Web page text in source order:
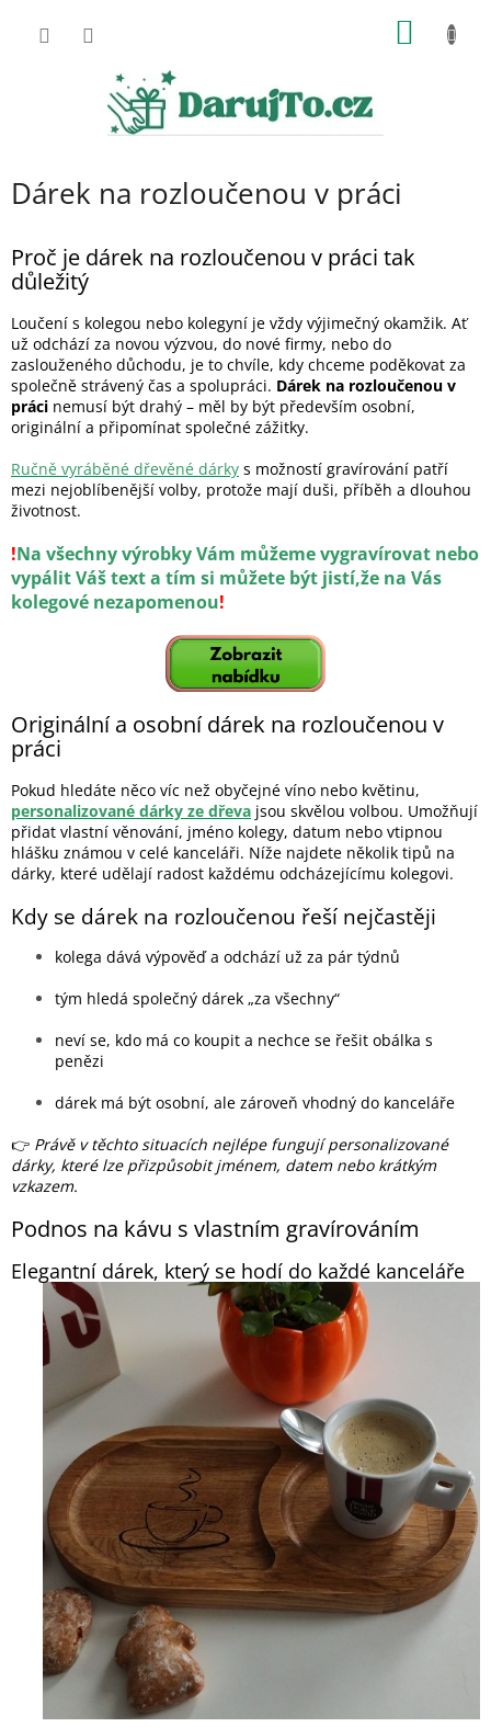
Dárek na rozloučenou v práci
Proč je dárek na rozloučenou v práci tak
důležitý
Loučení s kolegou nebo kolegyní je vždy výjimečný okamžik. Ať
už odchází za novou výzvou, do nové firmy, nebo do
zaslouženého důchodu, je to chvíle, kdy chceme poděkovat za
společně strávený čas a spolupráci. Dárek na rozloučenou v
práci nemusí být drahý – měl by být především osobní,
originální a připomínat společné zážitky.
Ručně vyráběné dřevěné dárky s možností gravírování patří
mezi nejoblíbenější volby, protože mají duši, příběh a dlouhou
životnost.
!Na všechny výrobky Vám můžeme vygravírovat nebo
vypálit Váš text a tím si můžete být jistí,že na Vás
kolegové nezapomenou!
Originální a osobní dárek na rozloučenou v
práci
Pokud hledáte něco víc než obyčejné víno nebo květinu,
personalizované dárky ze dřeva jsou skvělou volbou. Umožňují
přidat vlastní věnování, jméno kolegy, datum nebo vtipnou
hlášku známou v celé kanceláři. Níže najdete několik tipů na
dárky, které udělají radost každému odcházejícímu kolegovi.
Kdy se dárek na rozloučenou řeší nejčastěji
kolega dává výpověď a odchází už za pár týdnů
tým hledá společný dárek „za všechny“
neví se, kdo má co koupit a nechce se řešit obálka s
penězi
dárek má být osobní, ale zároveň vhodný do kanceláře
👉 Právě v těchto situacích nejlépe fungují personalizované
dárky, které lze přizpůsobit jménem, datem nebo krátkým
vzkazem.
Podnos na kávu s vlastním gravírováním
Elegantní dárek, který se hodí do každé kanceláře